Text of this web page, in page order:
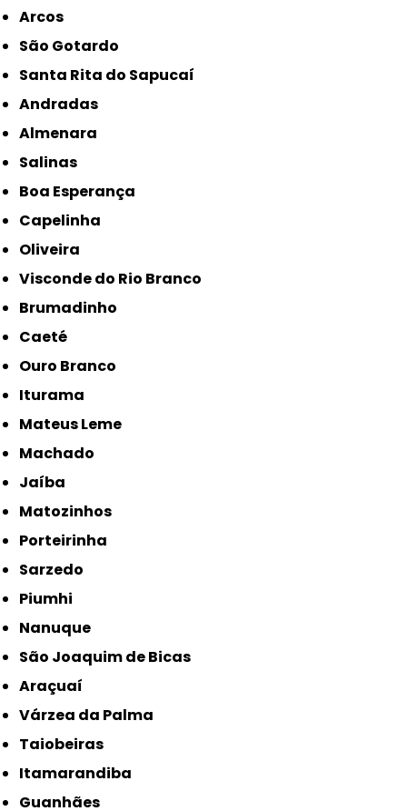
Arcos
São Gotardo
Santa Rita do Sapucaí
Andradas
Almenara
Salinas
Boa Esperança
Capelinha
Oliveira
Visconde do Rio Branco
Brumadinho
Caeté
Ouro Branco
Iturama
Mateus Leme
Machado
Jaíba
Matozinhos
Porteirinha
Sarzedo
Piumhi
Nanuque
São Joaquim de Bicas
Araçuaí
Várzea da Palma
Taiobeiras
Itamarandiba
Guanhães